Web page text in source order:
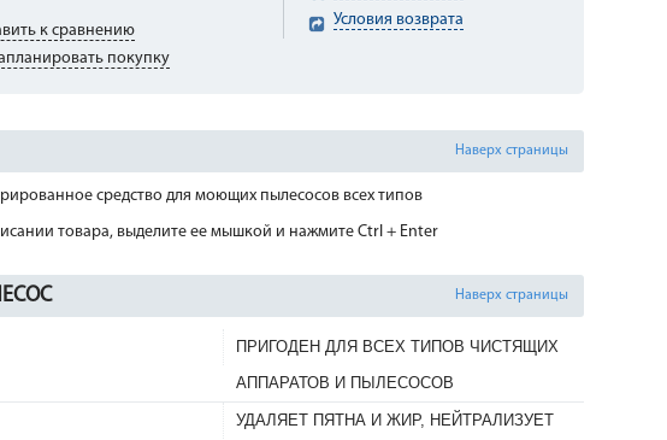
к сравнению
покупку
Условия возврата
Наверх страницы
средство для моющих пылесосов всех типов
товара, выделите ее мышкой и нажмите Ctrl + Enter
Наверх страницы
ПРИГОДЕН ДЛЯ ВСЕХ ТИПОВ ЧИСТЯЩИХ
АППАРАТОВ И ПЫЛЕСОСОВ
УДАЛЯЕТ ПЯТНА И ЖИР, НЕЙТРАЛИЗУЕТ